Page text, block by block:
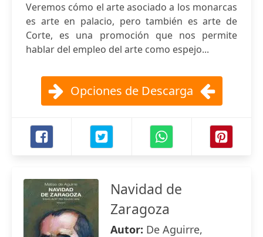
Veremos cómo el arte asociado a los monarcas
es arte en palacio, pero también es arte de
Corte, es una promoción que nos permite
hablar del empleo del arte como espejo...
Opciones de Descarga
Navidad de
Zaragoza
Autor: De Aguirre,